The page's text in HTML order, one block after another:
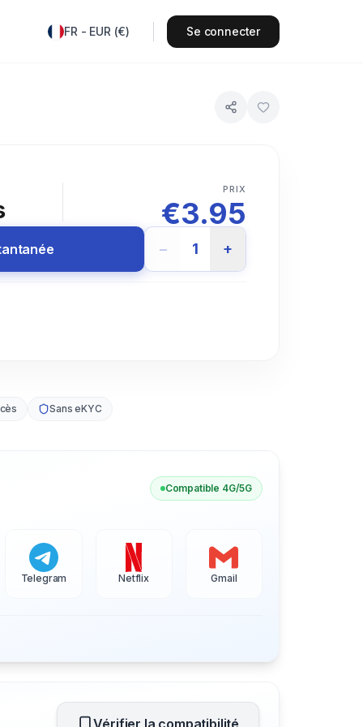
FR - EUR (€) Se connecter
PRIX
€3.95
− 1 +
Sans eKYC
Compatible 4G/5G
Telegram Netflix Gmail